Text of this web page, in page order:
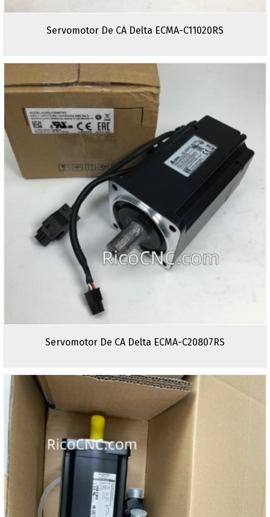
Servomotor De CA Delta ECMA-C11020RS
Servomotor De CA Delta ECMA-C20807RS